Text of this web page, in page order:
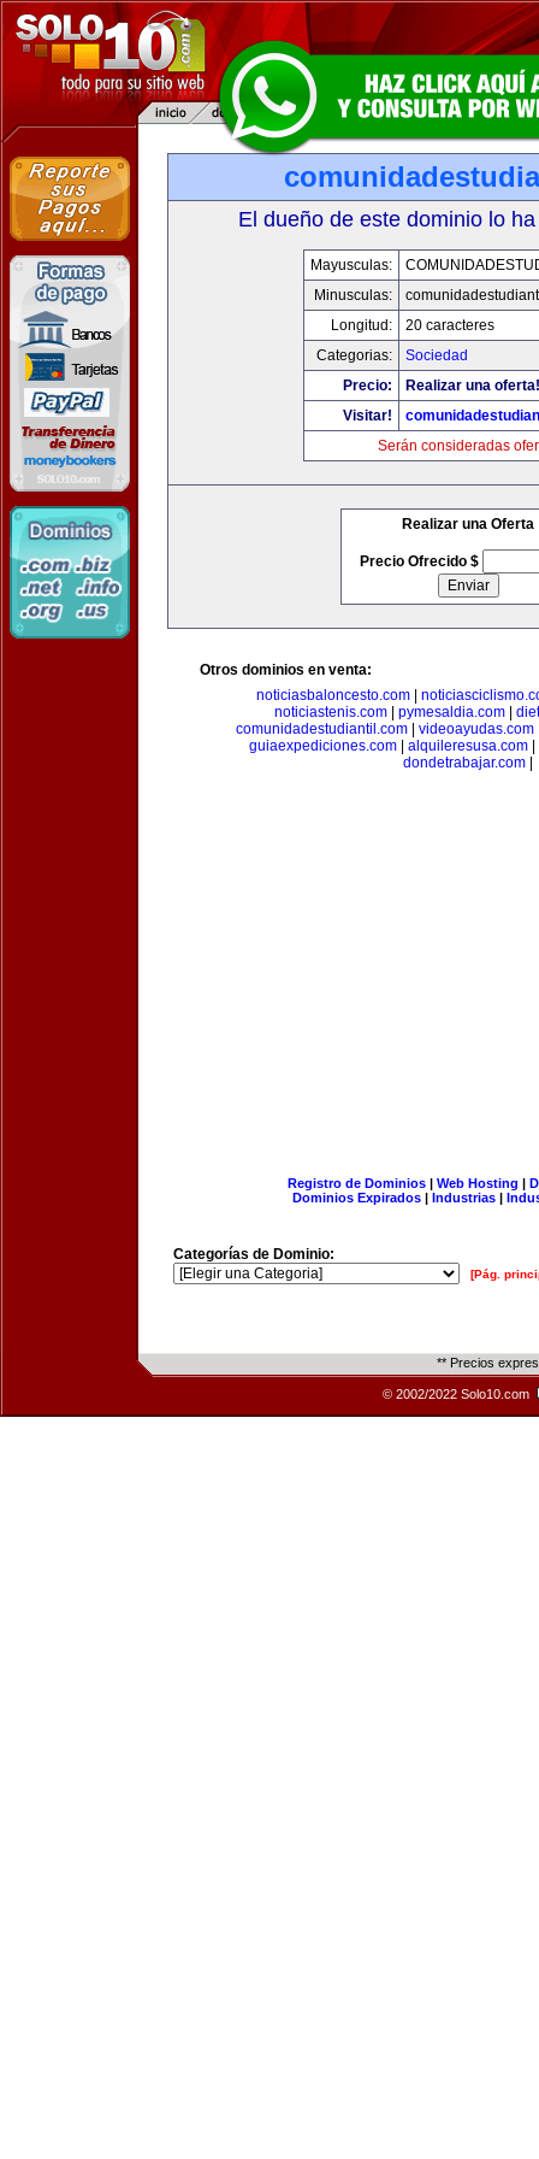
El dueño de este dominio lo
Mayusculas:
Minusculas:
Longitud:
20 caracteres
Categorias:
Sociedad
Precio:
Realizar una oferta!
Visitar!
Serán consideradas
Realizar una Oferta
Precio Ofrecido $
Otros dominios en venta:
noticiasbaloncesto.com
noticiastenis.com
pymesaldia.com
comunidadestudiantil.com| videoayudas.com
guiaexpediciones.com| alquileresusa.com|
dondetrabajar.com
Registro de Dominios| Web Hosting |
Dominios Expirados | Industrias |
Categorías de Dominio:
[Pág.
** Precios
© 2002/2022 Solo10.com